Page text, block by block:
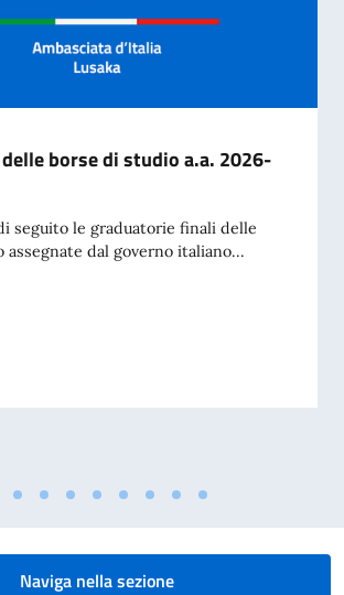
borse di studio a.a. 2026-
seguito le graduatorie finali delle
assegnate dal governo italiano...
delle borse di studio a.a. 2026-2027
Naviga nella sezione